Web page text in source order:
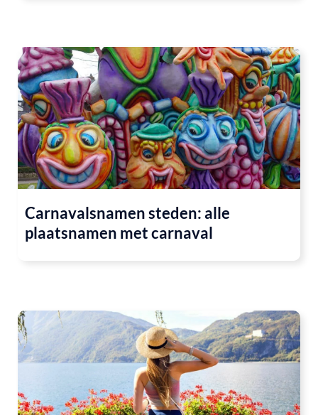
Carnavalsnamen steden: alle
plaatsnamen met carnaval